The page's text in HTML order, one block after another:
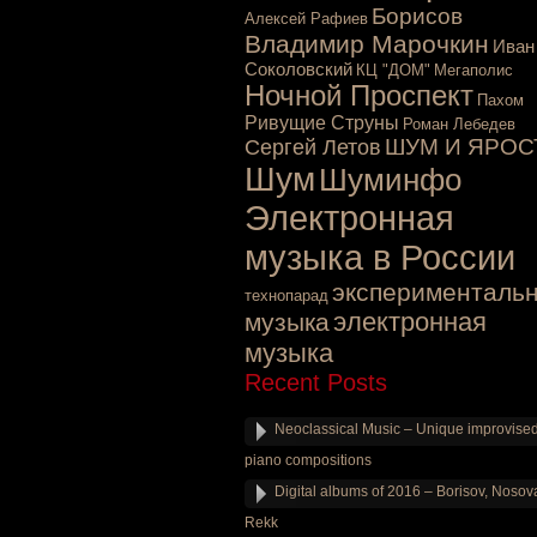
Алексей Рафиев Борисов
Владимир Марочкин Иван
Соколовский КЦ "ДОМ" Мегаполис
Ночной Проспект Пахом
Ривущие Струны Роман Лебедев
Сергей Летов ШУМ И
Шум Шуминфо
Электронная
музыка в России
технопарад
музыкаэлектронная
музыка
Recent Posts
Neoclassical Music – Unique improvised
piano compositions
Digital albums of 2016 – Borisov,
Rekk